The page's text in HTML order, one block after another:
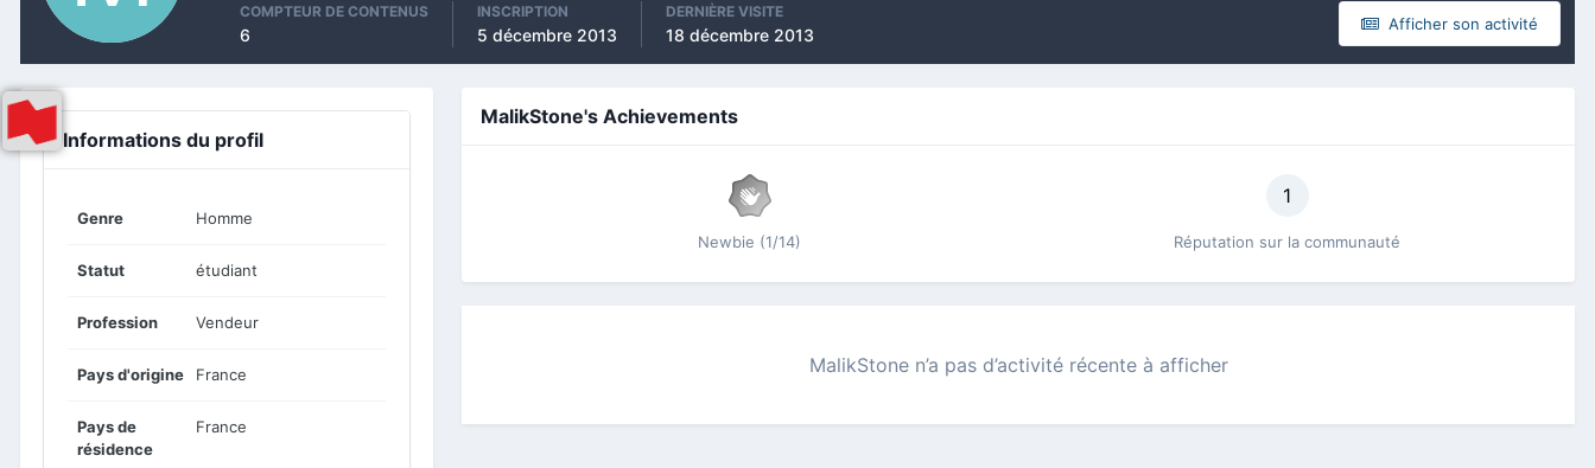
Afficher son activité
COMPTEUR DE CONTENUS
6
INSCRIPTION
5 décembre 2013
DERNIÈRE VISITE
18 décembre 2013
Informations du profil
Genre Homme
Statut étudiant
Profession Vendeur
Pays d'origine France
Pays de
résidence
France
MalikStone's Achievements
Newbie (1/14)
1
Réputation sur la communauté
MalikStone n’a pas d’activité récente à afficher